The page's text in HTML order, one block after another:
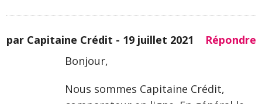
par Capitaine Crédit - 19 juillet 2021
Répondre
Bonjour,
Nous sommes Capitaine Crédit,